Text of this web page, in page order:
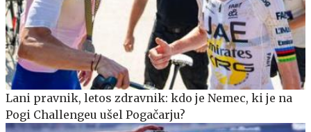
Lani pravnik, letos zdravnik: kdo je Nemec, ki je na
Pogi Challengeu ušel Pogačarju?